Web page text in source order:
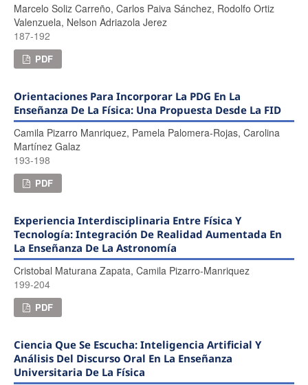
Marcelo Soliz Carreño, Carlos Paiva Sánchez, Rodolfo Ortiz
Valenzuela, Nelson Adriazola Jerez
187-192
PDF
Orientaciones Para Incorporar La PDG En La
Enseñanza De La Física: Una Propuesta Desde La FID
Camila Pizarro Manriquez, Pamela Palomera-Rojas, Carolina
Martínez Galaz
193-198
PDF
Experiencia Interdisciplinaria Entre Física Y
Tecnología: Integración De Realidad Aumentada En
La Enseñanza De La Astronomía
Cristobal Maturana Zapata, Camila Pizarro-Manriquez
199-204
PDF
Ciencia Que Se Escucha: Inteligencia Artificial Y
Análisis Del Discurso Oral En La Enseñanza
Universitaria De La Física